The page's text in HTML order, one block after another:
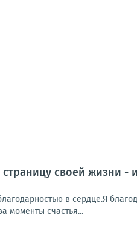
своей жизни -
в сердце.Я
моменты счастья...